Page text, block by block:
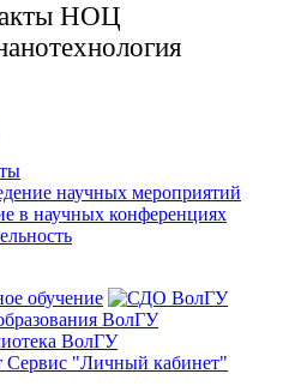
НОЦ
научных мероприятий
в научных конференциях
обучение
ВолГУ
ВолГУ
Сервис "Личный кабинет"